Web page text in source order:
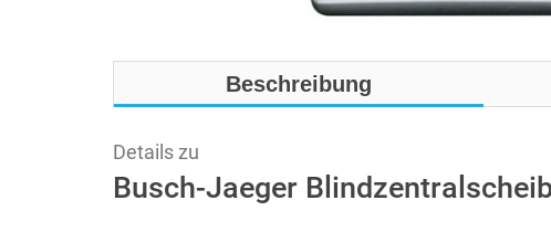
Beschreibung
Details zu
Busch-Jaeger